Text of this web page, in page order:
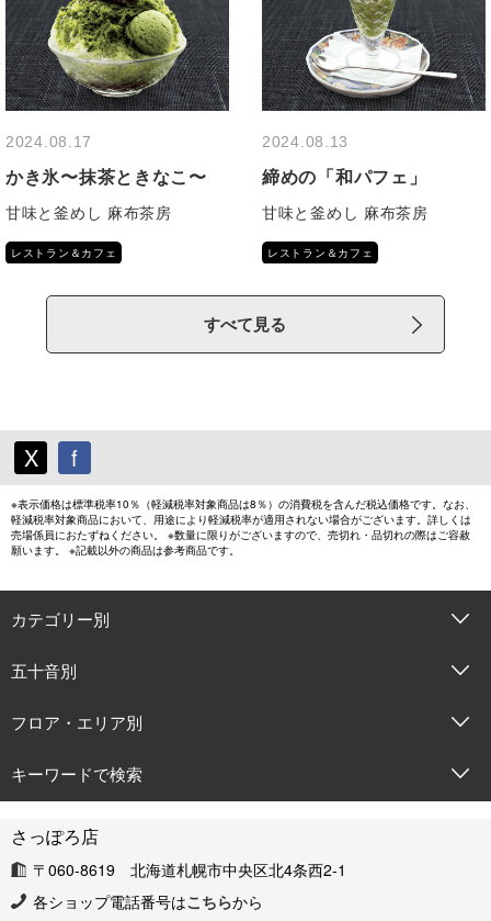
すべて見る
X f
※表示価格は標準税率10％（軽減税率対象商品は8％）の消費税を含んだ税込価格です。なお、
軽減税率対象商品において、用途により軽減税率が適用されない場合がございます。詳しくは
売場係員におたずねください。 ※数量に限りがございますので、売切れ・品切れの際はご容赦
願います。 ※記載以外の商品は参考商品です。
カテゴリー別
五十音別
フロア・エリア別
キーワードで検索
さっぽろ店
〒060-8619 北海道札幌市中央区北4条西2-1
各ショップ電話番号はこちらから